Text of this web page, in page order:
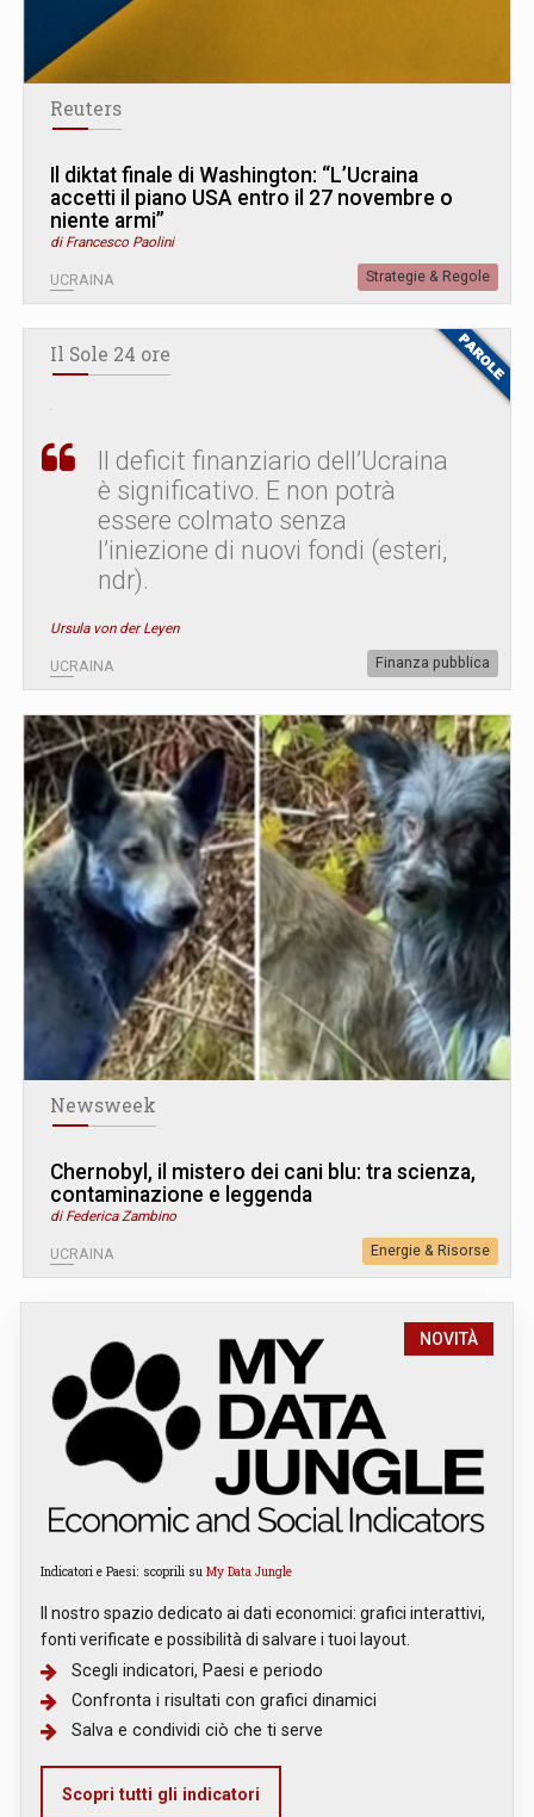
Reuters
Il diktat finale di Washington: “L’Ucraina
accetti il piano USA entro il 27 novembre o
niente armi”
di Francesco Paolini
UCRAINA Strategie & Regole
Il Sole 24 ore
Il deficit finanziario dell’Ucraina
è significativo. E non potrà
essere colmato senza
l’iniezione di nuovi fondi (esteri,
ndr).
Ursula von der Leyen
UCRAINA Finanza pubblica
Newsweek
Chernobyl, il mistero dei cani blu: tra scienza,
contaminazione e leggenda
di Federica Zambino
UCRAINA Energie & Risorse
NOVITÀ
Indicatori e Paesi: scoprili su My Data Jungle
Il nostro spazio dedicato ai dati economici: grafici interattivi,
fonti verificate e possibilità di salvare i tuoi layout.
Scegli indicatori, Paesi e periodo
Confronta i risultati con grafici dinamici
Salva e condividi ciò che ti serve
Scopri tutti gli indicatori